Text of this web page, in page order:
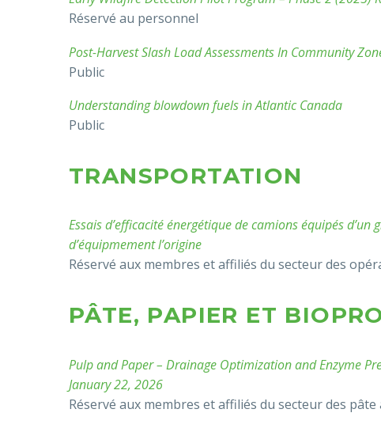
Réservé au personnel
Post-Harvest Slash Load Assessments In Community
Public
Understanding blowdown fuels in Atlantic Canada
Public
TRANSPORTATION
Essais d’efficacité énergétique de camions équipés
d’équipmement l’origine
Réservé aux membres et affiliés du secteur des
PÂTE, PAPIER ET
Pulp and Paper – Drainage Optimization and Enzyme
January 22, 2026
Réservé aux membres et affiliés du secteur des